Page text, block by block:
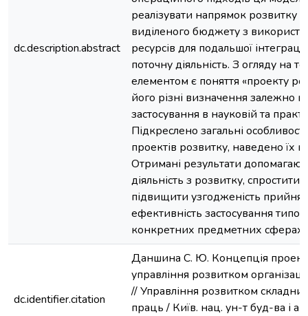
dc.description.abstract
реалізувати напрямок розвитку
виділеного бюджету з
ресурсів для подальшої
поточну діяльність. З огляду на
елементом є поняття «проекту
його різні визначення залежно
застосування в науковій та
Підкреслено загальні
проектів розвитку, наведено їх
Отримані результати
діяльність з розвитку, спростити
підвищити узгодженість
ефективність застосування
конкретних предметних сферах.
dc.identifier.citation
Даншина С. Ю. Концепція
управління розвитком
// Управління розвитком
праць / Київ. нац. ун-т буд-ва і